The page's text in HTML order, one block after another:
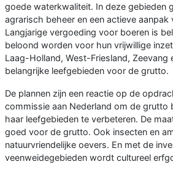
goede waterkwaliteit. In deze gebieden
agrarisch beheer en een actieve aanpak
Langjarige vergoeding voor boeren is
beloond worden voor hun vrijwillige
Laag-Holland, West-Friesland, Zeevang
belangrijke leefgebieden voor de grutto.
De plannen zijn een reactie op de
commissie aan Nederland om de grutto
haar leefgebieden te verbeteren. De
goed voor de grutto. Ook insecten en
natuurvriendelijke oevers. En met de
veenweidegebieden wordt cultureel